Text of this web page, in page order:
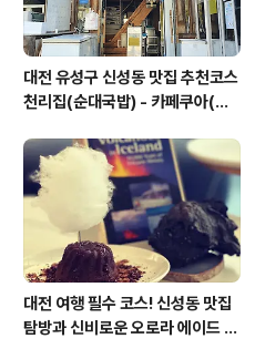
대전 유성구 신성동 맛집 추천코스
천리집(순대국밥) - 카페쿠아(커
대전 여행 필수 코스! 신성동 맛집
탐방과 신비로운 오로라 에이드 체